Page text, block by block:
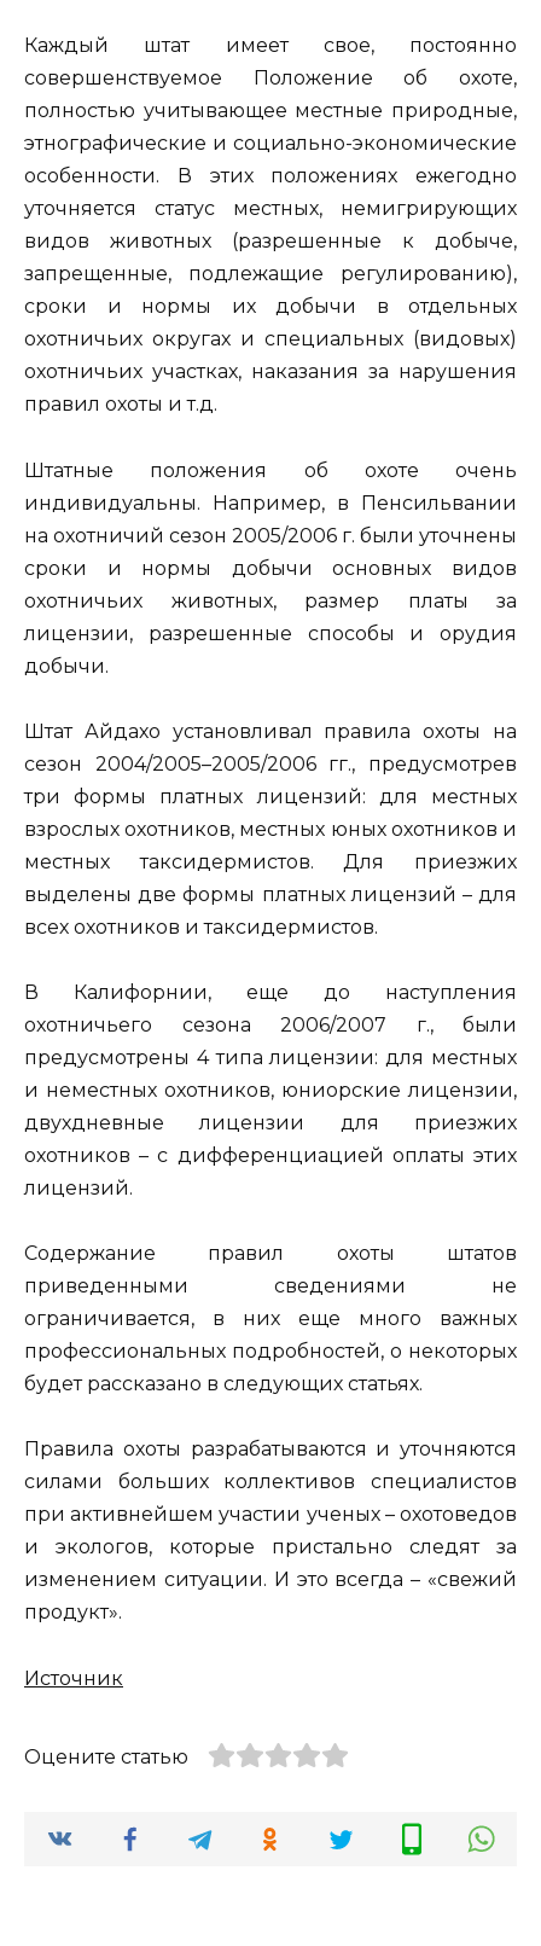
Каждый штат имеет свое, постоянно
совершенствуемое Положение об охоте,
полностью учитывающее местные природные,
этнографические и социально-экономические
особенности. В этих положениях ежегодно
уточняется статус местных, немигрирующих
видов животных (разрешенные к добыче,
запрещенные, подлежащие регулированию),
сроки и нормы их добычи в отдельных
охотничьих округах и специальных (видовых)
охотничьих участках, наказания за нарушения
правил охоты и т.д.
Штатные положения об охоте очень
индивидуальны. Например, в Пенсильвании
на охотничий сезон 2005/2006 г. были уточнены
сроки и нормы добычи основных видов
охотничьих животных, размер платы за
лицензии, разрешенные способы и орудия
добычи.
Штат Айдахо установливал правила охоты на
сезон 2004/2005–2005/2006 гг., предусмотрев
три формы платных лицензий: для местных
взрослых охотников, местных юных охотников и
местных таксидермистов. Для приезжих
выделены две формы платных лицензий – для
всех охотников и таксидермистов.
В Калифорнии, еще до наступления
охотничьего сезона 2006/2007 г., были
предусмотрены 4 типа лицензии: для местных
и неместных охотников, юниорские лицензии,
двухдневные лицензии для приезжих
охотников – с дифференциацией оплаты этих
лицензий.
Содержание правил охоты штатов
приведенными сведениями не
ограничивается, в них еще много важных
профессиональных подробностей, о некоторых
будет рассказано в следующих статьях.
Правила охоты разрабатываются и уточняются
силами больших коллективов специалистов
при активнейшем участии ученых – охотоведов
и экологов, которые пристально следят за
изменением ситуации. И это всегда – «свежий
продукт».
Источник
Оцените статью